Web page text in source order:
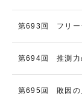
第693回 フリー
第694回 推測力
第695回 敗因の